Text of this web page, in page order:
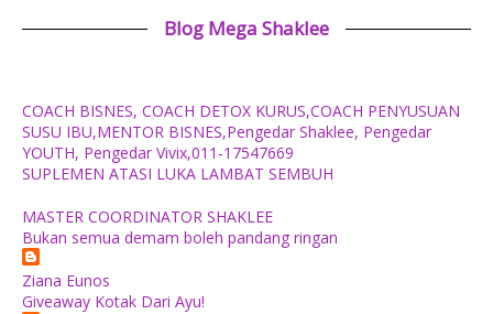
Blog Mega Shaklee
COACH BISNES, COACH DETOX KURUS,COACH PENYUSUAN
SUSU IBU,MENTOR BISNES,Pengedar Shaklee, Pengedar
YOUTH, Pengedar Vivix,011-17547669
SUPLEMEN ATASI LUKA LAMBAT SEMBUH
MASTER COORDINATOR SHAKLEE
Bukan semua demam boleh pandang ringan
Ziana Eunos
Giveaway Kotak Dari Ayu!